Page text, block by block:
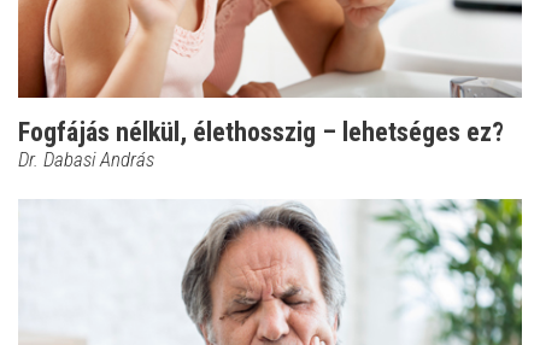
Fogfájás nélkül, élethosszig – lehetséges ez?
Dr. Dabasi András